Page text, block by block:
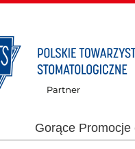
Gorące Promocje